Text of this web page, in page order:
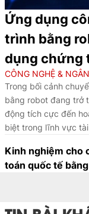
Ứng dụng
trình bằng
dụng chứng
CÔNG NGHỆ &
Trong bối cảnh
bằng robot đang trở
động tích cực đến
biệt trong lĩnh vực
Kinh nghiệm cho
toán quốc tế